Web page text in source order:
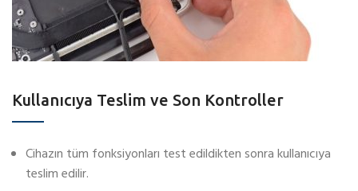
Kullanıcıya Teslim ve Son Kontroller
Cihazın tüm fonksiyonları test edildikten sonra kullanıcıya
teslim edilir.